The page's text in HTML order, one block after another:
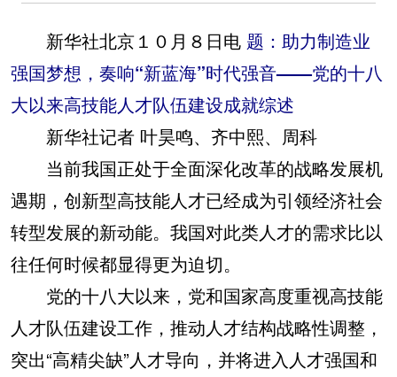
新华社北京１０月８日电 题：助力制造业
强国梦想，奏响“新蓝海”时代强音——党的十八
大以来高技能人才队伍建设成就综述
新华社记者 叶昊鸣、齐中熙、周科
当前我国正处于全面深化改革的战略发展机
遇期，创新型高技能人才已经成为引领经济社会
转型发展的新动能。我国对此类人才的需求比以
往任何时候都显得更为迫切。
党的十八大以来，党和国家高度重视高技能
人才队伍建设工作，推动人才结构战略性调整，
突出“高精尖缺”人才导向，并将进入人才强国和